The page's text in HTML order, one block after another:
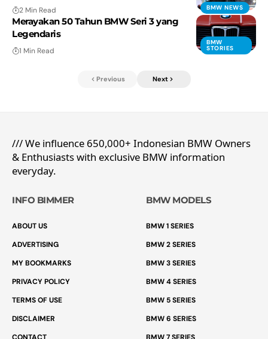
BMW NEWS
2 Min Read
BMW
STORIES
Merayakan 50 Tahun BMW Seri 3 yang
Legendaris
1 Min Read
Previous Next
/// We influence 650,000+ Indonesian BMW Owners
& Enthusiasts with exclusive BMW information
everyday.
INFO BIMMER
ABOUT US
ADVERTISING
MY BOOKMARKS
PRIVACY POLICY
TERMS OF USE
DISCLAIMER
CONTACT
BMW MODELS
BMW 1 SERIES
BMW 2 SERIES
BMW 3 SERIES
BMW 4 SERIES
BMW 5 SERIES
BMW 6 SERIES
BMW 7 SERIES